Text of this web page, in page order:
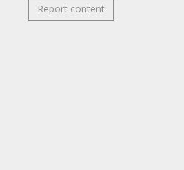
Report content